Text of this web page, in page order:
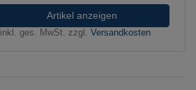
Artikel anzeigen
inkl. ges. MwSt. zzgl.Versandkosten